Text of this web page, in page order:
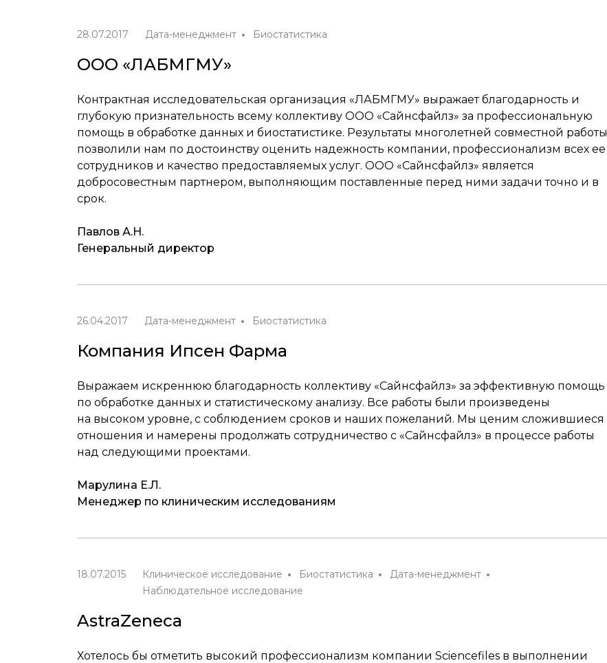
28.07.2017 Дата-менеджмент Биостатистика
ООО «ЛАБМГМУ»
Контрактная исследовательская организация «ЛАБМГМУ» выражает благодарность и
глубокую признательность всему коллективу ООО «Сайнсфайлз» за профессиональную
помощь в обработке данных и биостатистике. Результаты многолетней совместной работы
позволили нам по достоинству оценить надежность компании, профессионализм всех ее
сотрудников и качество предоставляемых услуг. ООО «Сайнсфайлз» является
добросовестным партнером, выполняющим поставленные перед ними задачи точно и в
срок.
Павлов А.Н.
Генеральный директор
26.04.2017 Дата-менеджмент Биостатистика
Компания Ипсен Фарма
Выражаем искреннюю благодарность коллективу «Сайнсфайлз» за эффективную помощь
по обработке данных и статистическому анализу. Все работы были произведены
на высоком уровне, с соблюдением сроков и наших пожеланий. Мы ценим сложившиеся
отношения и намерены продолжать сотрудничество с «Сайнсфайлз» в процессе работы
над следующими проектами.
Марулина Е.Л.
Менеджер по клиническим исследованиям
18.07.2015 Клиническое исследование Биостатистика
Дата-менеджмент
Наблюдательное исследование
AstraZeneca
Хотелось бы отметить высокий профессионализм компании Sciencefiles в выполнении